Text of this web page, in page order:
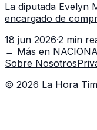
La diputada Evelyn
encargado de
capacitación en la
18 jun 2026·2 min
← Más en
Sobre Nosotros
© 2026 La Hora